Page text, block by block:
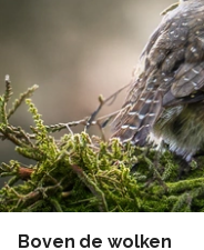
Boven de wolken